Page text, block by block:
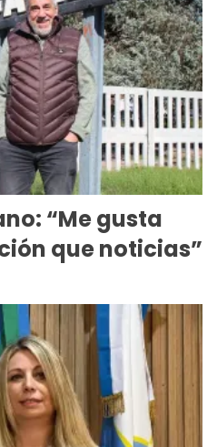
“Me gusta
que noticias”